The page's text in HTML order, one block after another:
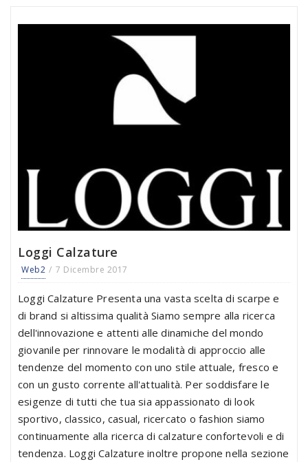
Loggi Calzature
Web2 7 Dicembre 2017
Loggi Calzature Presenta una vasta scelta di scarpe e
di brand si altissima qualità Siamo sempre alla ricerca
dell'innovazione e attenti alle dinamiche del mondo
giovanile per rinnovare le modalità di approccio alle
tendenze del momento con uno stile attuale, fresco e
con un gusto corrente all'attualità. Per soddisfare le
esigenze di tutti che tua sia appassionato di look
sportivo, classico, casual, ricercato o fashion siamo
continuamente alla ricerca di calzature confortevoli e di
tendenza. Loggi Calzature inoltre propone nella sezione